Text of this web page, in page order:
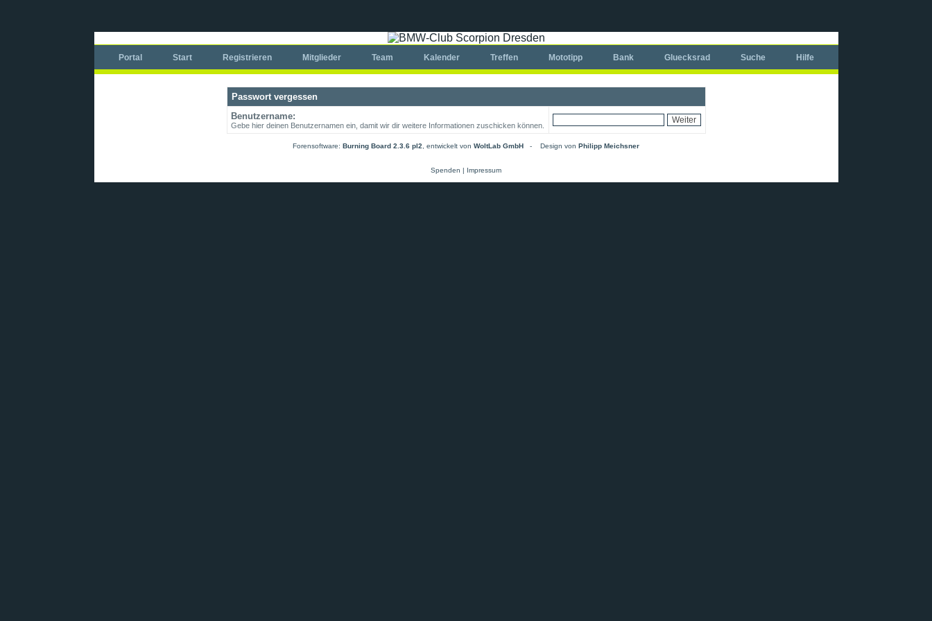
Portal Start Registrieren Mitglieder Team Kalender Treffen Mototipp Bank Gluecksrad Suche Hilfe
Passwort vergessen
Benutzername:
Gebe hier deinen Benutzernamen ein, damit wir dir weitere Informationen zuschicken können.
Forensoftware: Burning Board 2.3.6 pl2 , entwickelt von WoltLab GmbH - Design von Philipp Meichsner
Spenden | Impressum